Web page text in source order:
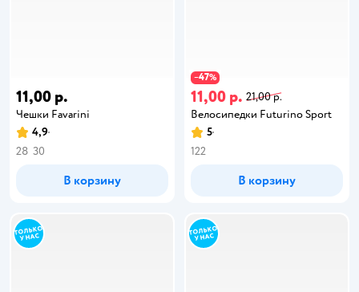
11,00 р.
Чешки Favarini
4,9
28 30
В корзину
−47%
11,00 р. 21,00 р.
Велосипедки Futurino Sport
5
122
В корзину